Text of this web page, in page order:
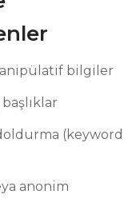
bilgiler
(keyword
anonim